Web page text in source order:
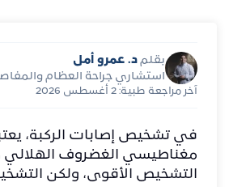
بقلم د. عمرو أمل
استشاري جراحة العظام
آخر مراجعة طبية: 2 أغسطس 2026
في تشخيص إصابات الركبة،
مغناطيسي الغضروف الهلالي
التشخيص الأقوى، ولكن